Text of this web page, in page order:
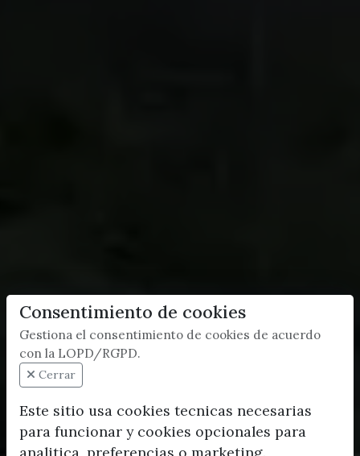
Consentimiento de cookies
Gestiona el consentimiento de cookies de acuerdo
con la LOPD/RGPD.
Cerrar
Este sitio usa cookies tecnicas necesarias
para funcionar y cookies opcionales para